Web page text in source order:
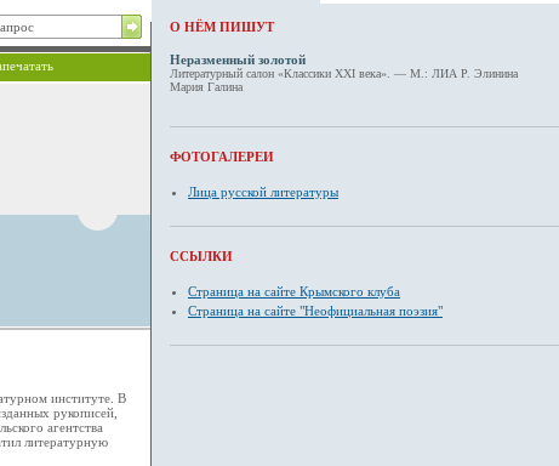
институте. В
рукописей,
агентства
литературную
О НЁМ ПИШУТ
Неразменный золотой
Литературный салон «Классики XXI века». — М.: ЛИА Р. Элинина
Мария Галина
ФОТОГАЛЕРЕИ
Лица русской литературы
ССЫЛКИ
Страница на сайте Крымского клуба
Страница на сайте "Неофициальная поэзия"